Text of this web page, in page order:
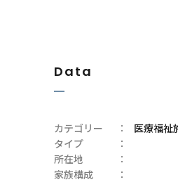
Data
カテゴリー ：
医療福祉
タイプ
：
所在地
：
家族構成
：